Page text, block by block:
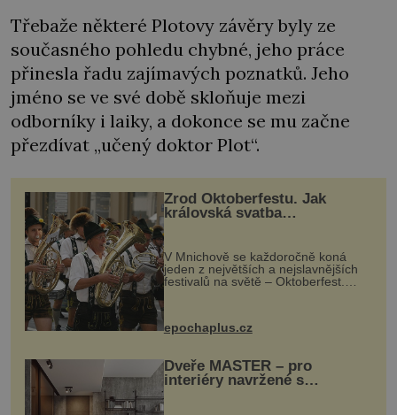
Třebaže některé Plotovy závěry byly ze
současného pohledu chybné, jeho práce
přinesla řadu zajímavých poznatků. Jeho
jméno se ve své době skloňuje mezi
odborníky i laiky, a dokonce se mu začne
přezdívat „učený doktor Plot“.
Zrod Oktoberfestu. Jak
královská svatba
odstartovala největší pivní
festival světa
V Mnichově se každoročně koná
jeden z největších a nejslavnějších
festivalů na světě – Oktoberfest.
návštěvníků, kteří si vychutnávají
kultur...
epochaplus.cz
Dveře MASTER – pro
interiéry navržené s
rozumem i vášní!